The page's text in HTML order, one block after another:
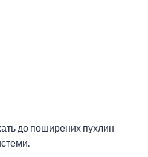
до поширених пухлин